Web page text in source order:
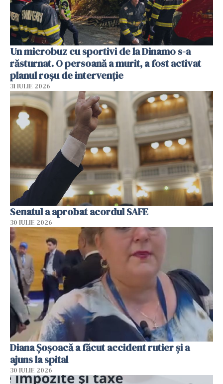
Un microbuz cu sportivi de la Dinamo s-a
răsturnat. O persoană a murit, a fost activat
planul roșu de intervenție
31 IULIE 2026
Senatul a aprobat acordul SAFE
30 IULIE 2026
Diana Șoșoacă a făcut accident rutier și a
ajuns la spital
30 IULIE 2026